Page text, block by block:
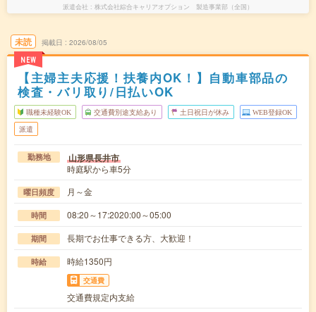
派遣会社 株式会社綜合キャリアオプション 製造事業部（全国）
未読
NEW
掲載日 2026/08/05
【主婦主夫応援！扶養内OK！】自動車部品の
検査・バリ取り/日払いOK
職種未経験OK 交通費別途支給あり 土日祝日が休み WEB登録OK
派遣
勤務地 山形県長井市
時庭駅から車5分
曜日頻度 月～金
時間 08:20～17:2020:00～05:00
期間 長期でお仕事できる方、大歓迎！
時給 時給1350円
交通費
交通費規定内支給